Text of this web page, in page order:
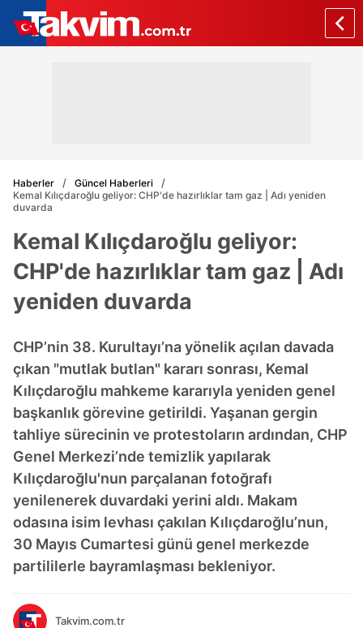
Haberler
Güncel Haberleri
Kemal Kılıçdaroğlu geliyor: CHP'de hazırlıklar tam gaz | Adı yeniden
duvarda
Kemal Kılıçdaroğlu geliyor:
CHP'de hazırlıklar tam gaz | Adı
yeniden duvarda
CHP’nin 38. Kurultayı’na yönelik açılan davada
çıkan "mutlak butlan" kararı sonrası, Kemal
Kılıçdaroğlu mahkeme kararıyla yeniden genel
başkanlık görevine getirildi. Yaşanan gergin
tahliye sürecinin ve protestoların ardından, CHP
Genel Merkezi’nde temizlik yapılarak
Kılıçdaroğlu'nun parçalanan fotoğrafı
yenilenerek duvardaki yerini aldı. Makam
odasına isim levhası çakılan Kılıçdaroğlu’nun,
30 Mayıs Cumartesi günü genel merkezde
partililerle bayramlaşması bekleniyor.
Takvim.com.tr